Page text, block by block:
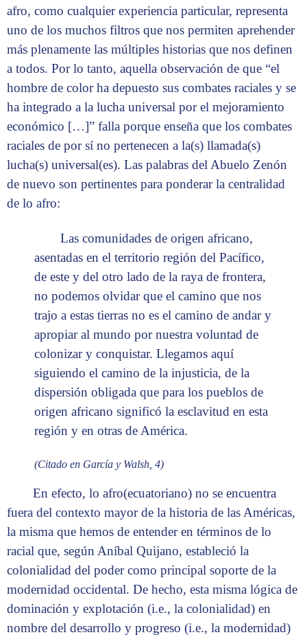
afro, como cualquier experiencia particular, representa
uno de los muchos filtros que nos permiten aprehender
más plenamente las múltiples historias que nos definen
a todos. Por lo tanto, aquella observación de que “el
hombre de color ha depuesto sus combates raciales y se
ha integrado a la lucha universal por el mejoramiento
económico […]” falla porque enseña que los combates
raciales de por sí no pertenecen a la(s) llamada(s)
lucha(s) universal(es). Las palabras del Abuelo Zenón
de nuevo son pertinentes para ponderar la centralidad
de lo afro:
Las comunidades de origen africano,
asentadas en el territorio región del Pacífico,
de este y del otro lado de la raya de frontera,
no podemos olvidar que el camino que nos
trajo a estas tierras no es el camino de andar y
apropiar al mundo por nuestra voluntad de
colonizar y conquistar. Llegamos aquí
siguiendo el camino de la injusticia, de la
dispersión obligada que para los pueblos de
origen africano significó la esclavitud en esta
región y en otras de América.
(Citado en García y Walsh, 4)
En efecto, lo afro(ecuatoriano) no se encuentra
fuera del contexto mayor de la historia de las Américas,
la misma que hemos de entender en términos de lo
racial que, según Aníbal Quijano, estableció la
colonialidad del poder como principal soporte de la
modernidad occidental. De hecho, esta misma lógica de
dominación y explotación (i.e., la colonialidad) en
nombre del desarrollo y progreso (i.e., la modernidad)